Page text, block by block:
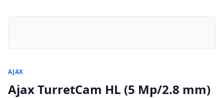
AJAX
Ajax TurretCam HL (5 Mp/2.8 mm)